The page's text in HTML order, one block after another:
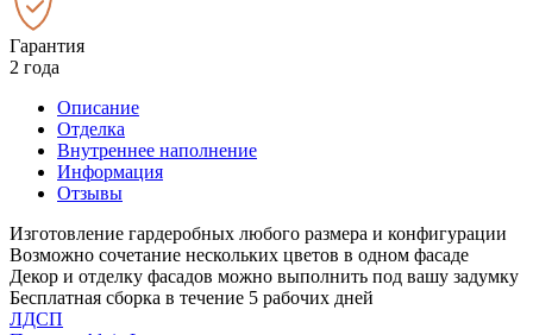
Гарантия
2 года
Описание
Отделка
Внутреннее наполнение
Информация
Отзывы
Изготовление гардеробных любого размера и конфигурации
Возможно сочетание нескольких цветов в одном фасаде
Декор и отделку фасадов можно выполнить под вашу задумку
Бесплатная сборка в течение 5 рабочих дней
ЛДСП